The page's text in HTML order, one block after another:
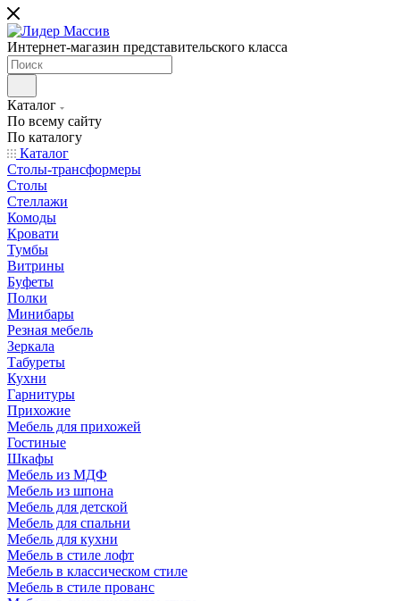
Интернет-магазин представительского класса
Каталог
По всему сайту
По каталогу
Каталог
Столы-трансформеры
Столы
Стеллажи
Комоды
Кровати
Тумбы
Витрины
Буфеты
Полки
Минибары
Резная мебель
Зеркала
Табуреты
Кухни
Гарнитуры
Прихожие
Мебель для прихожей
Гостиные
Шкафы
Мебель из МДФ
Мебель из шпона
Мебель для детской
Мебель для спальни
Мебель для кухни
Мебель в стиле лофт
Мебель в классическом стиле
Мебель в стиле прованс